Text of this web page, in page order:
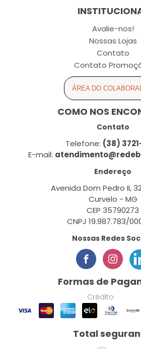
Avalie-nos!
Nossas Lojas
Contato
Contato
ÁREA DO
COMO NOS
Contato
Telefone: (38)
E-mail:
Endereço
Avenida Dom Pedro II,
Curvelo - MG
CEP 35790273
CNPJ 19.987.783/
Nossas Redes
Formas de
Crédito
Total